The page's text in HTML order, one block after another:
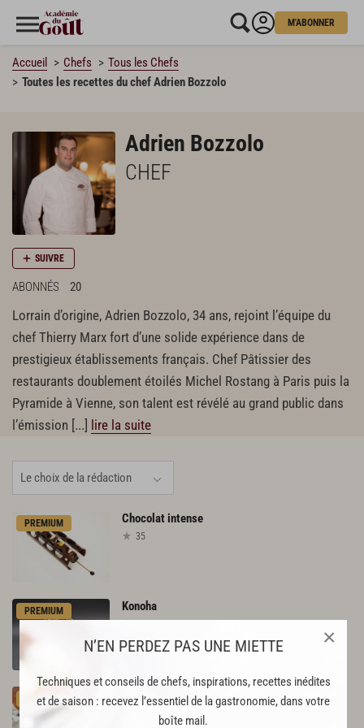
N’EN PERDEZ PAS UNE MIETTE
Techniques et conseils de chefs, inspirations, recettes inédites
et de saison : recevez l’essentiel de la gastronomie, dans votre
boîte mail.
×
M'ABONNER
Accueil Chefs
Tous les Chefs
Toutes les recettes du chef Adrien Bozzolo
Adrien Bozzolo
CHEF
SUIVRE
ABONNÉS 20
Lorrain d’origine, Adrien Bozzolo, 34 ans, rejoint l’équipe du
chef Thierry Marx fort d’une solide expérience dans de
prestigieux établissements français. Chef Pâtissier des
restaurants doublement étoilés Michel Rostang à Paris puis la
Pyramide à Vienne, son talent est révélé au grand public dans
l’émission [...] lire la suite
PREMIUM Chocolat intense
35
PREMIUM Konoha
PREMIUM Bouchée Mandarine-Yuzu